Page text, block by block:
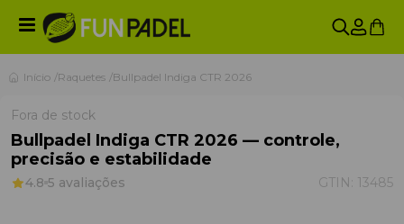
Início Raquetes Bullpadel Indiga CTR 2026
Fora de stock
Bullpadel Indiga CTR 2026 — controle,
precisão e estabilidade
4.8 5 avaliações GTIN: 13485